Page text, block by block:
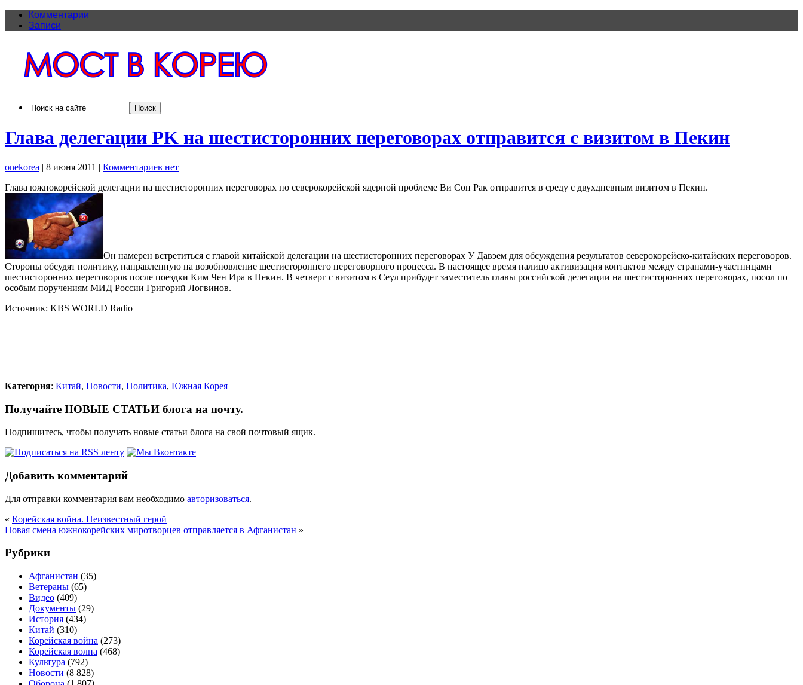
Комментарии
Записи
Глава делегации PK на шестисторонних переговорах отправится с визитом в Пекин
onekorea | 8 июня 2011 | Комментариев нет
Глава южнокорейской делегации на шестисторонних переговорах по северокорейской ядерной проблеме Ви Сон Рак отправится в среду с двухдневным визитом в Пекин.
Он намерен встретиться с главой китайской делегации на шестисторонних переговорах У Давэем для обсуждения результатов северокорейско-китайских переговоров.
Стороны обсудят политику, направленную на возобновление шестистороннего переговорного процесса. В настоящее время налицо активизация контактов между странами-участницами
шестисторонних переговоров после поездки Ким Чен Ира в Пекин. В четверг с визитом в Сеул прибудет заместитель главы российской делегации на шестисторонних переговорах, посол по
особым поручениям МИД России Григорий Логвинов.
Источник: KBS WORLD Radio
Категория: Китай, Новости, Политика, Южная Корея
Получайте НОВЫЕ СТАТЬИ блога на почту.
Подпишитесь, чтобы получать новые статьи блога на свой почтовый ящик.
Добавить комментарий
Для отправки комментария вам необходимо авторизоваться.
« Корейская война. Неизвестный герой
Новая смена южнокорейских миротворцев отправляется в Афганистан »
Рубрики
Афганистан (35)
Ветераны (65)
Видео (409)
Документы (29)
История (434)
Китай (310)
Корейская война (273)
Корейская волна (468)
Культура (792)
Новости (8 828)